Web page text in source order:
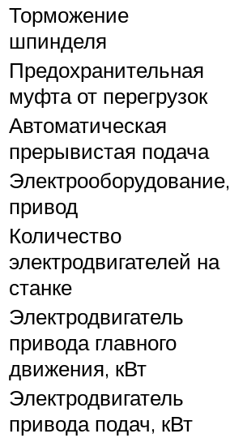
Торможение
шпинделя
Предохранительная
муфта от перегрузок
Автоматическая
прерывистая подача
Электрооборудование,
привод
Количество
электродвигателей на
станке
Электродвигатель
привода главного
движения, кВт
Электродвигатель
привода подач, кВт